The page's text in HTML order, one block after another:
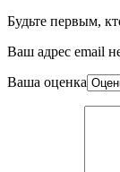
Будьте первым,
Ваш адрес email
Ваша оценка